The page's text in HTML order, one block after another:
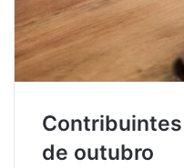
Contribuintes
de outubro